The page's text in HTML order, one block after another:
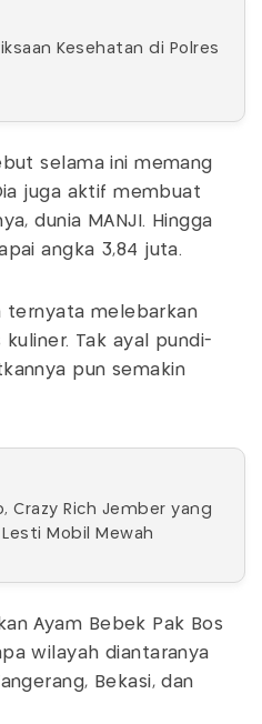
Kesehatan di Polres
selama ini memang
juga aktif membuat
dunia MANJI. Hingga
angka 3,84 juta.
ternyata melebarkan
Tak ayal pundi-
pun semakin
Crazy Rich Jember yang
Lesti Mobil Mewah
Ayam Bebek Pak Bos
wilayah diantaranya
Bekasi, dan